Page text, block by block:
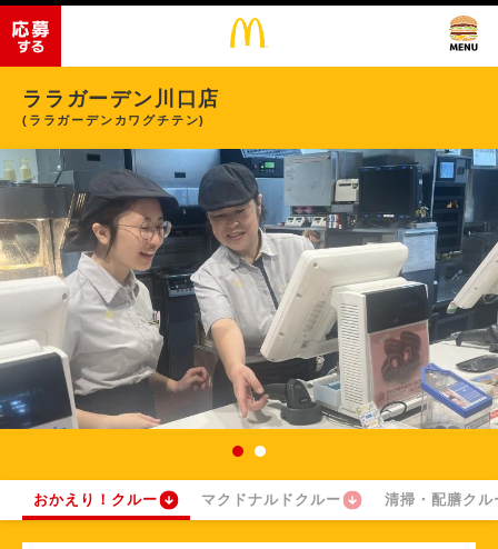
ララガーデン川口店
(ララガーデンカワグチテン)
おかえり！クルー マクドナルドクルー 清掃・配膳クル